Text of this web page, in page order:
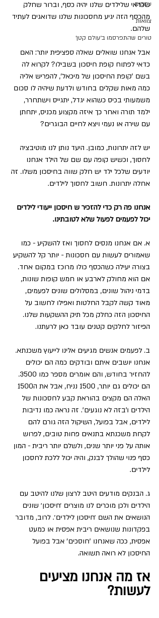
עסקים
צוואות
טורים שהתפרסמו ב׳עולם קטן׳
שכדאי שלילדים שלנו יהיה כסף, וברור שחלק
מהכסף הזה יגיע מחסכונות שלנו שדואגים לעתיד
שלהם.
אבל אנחנו שואלים שאלה ספציפית יותר: האם
כדאי לפתוח קופת חיסכון בשבילו? לקרוא לה
בשם 'קופת החיסכון של מיכאל', להפריש אליה
כמה מאות שקלים בחודש ולדעת שיהיה לו סכום
משמעותי בכיס כשהוא יגדל, יתגייס וישתחרר,
ילמד תורה ואחר כך איזה מקצוע מכניס, יתחתן
עם שירה או נעמי ויצא לחיים הבוגרים?
יש לזה יתרונות, כמובן. היעד נותן לנו מוטיבציה
לחסוך, וכשיש קופה עם שם של הילד אנחנו
יודעים שלכל ילד יש חלק שווה בחיסכון משלו. זה
אחלה יתרונות. חשוב לחסוך לילדים.
אנחנו פה רק כדי להזכיר ש חיסכון ייעודי לילדים
יכול לפעמים לפעול שלא לטובתינו.
א. אם אנחנו מנסים לחסוך ואז להשקיע - כמו
שאמורים לעשות עם חסכונות - יותר קל להשקיע
בצורה יעילה כשהכסף כולו מרוכז במקום אחד.
אם הוא מחולק לארבע או חמש קופות שונות,
בדמי ניהול שונים, במסלולים שונים לפעמים,
מאוד קשה לקבל החלטות ואפילו לחשוב על
החיסכון הזה כחלק מכל תיק ההשקעות שלנו.
הפיזור לחלקים קטנים עובד כאן לרעתנו.
ב. לפעמים אנשים מגיעים אלינו לייעוץ משכנתא.
אנחנו יושבים איתם ובודקים כמה הם יכולים
להחזיר בחודש, והם אומרים מספר כמו 3500.
האלה הם מקצים בהוראת קבע לחסכונות של
הילדים ו'בזה לא נוגעים'. זה נראה כמו נדיבות
לילדים, אבל בפועל, השיקול הזה גורם להם
לקחת משכנתא בתנאים פחות טובים, לפרוש
אותה על פני יותר שנים, ולשלם יותר ריבית - המון
כסף פנוי שהולך לבנק, והיה יכול ללכת לחסכון
לילדים.
ג. הבנקים מודעים היטב לרצון שלנו להיטב עם
הילדים ולכן מוכרים לנו מוצרים ׳חיסכון׳ שונים
הנושאים את השם ׳חיסכון לילדים׳. לרוב, מדובר
בפקדונות שנושאים ריבית אפסית או כמעט
אפסית, ככה שאנחנו 'חוסכים' אבל בפועל
החיסכון לא רואה תשואה.
אז מה אנחנו מציעים
לעשות?